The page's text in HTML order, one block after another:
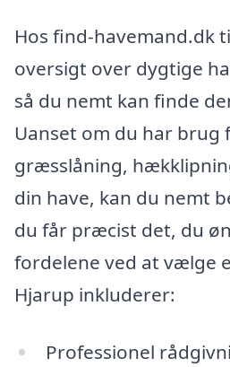
Hos find-havemand.dk
oversigt over dygtige
så du nemt kan finde
Uanset om du har
græsslåning,
din have, kan du nemt
du får præcist det, du
fordelene ved at vælge
Hjarup inkluderer:
Professionel